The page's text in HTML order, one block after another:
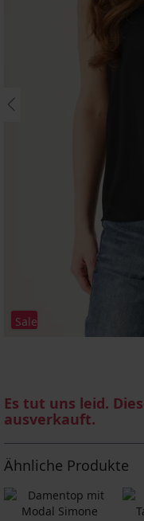
Sale
Es tut uns leid.
ausverkauft.
Ähnliche Produkte